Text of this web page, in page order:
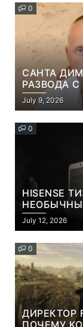
0
САНТА
РАЗВОДА
July 9, 2026
0
HISENSE
СЪЕМНОЙ
КОНТЕНТА
July 12, 2026
0
ДИРЕКТОР
ПОЧЕМУ